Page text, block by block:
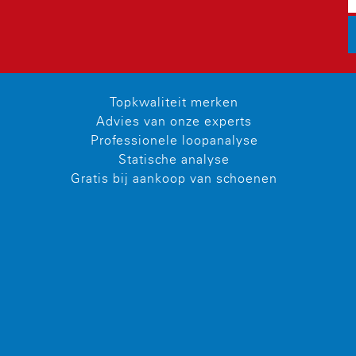
Topkwaliteit merken
Advies van onze experts
Professionele loopanalyse
Statische analyse
Gratis bij aankoop van schoenen